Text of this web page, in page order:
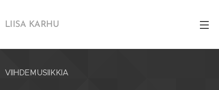
LIISA KARHU
VIIHDEMUSIIKKIA